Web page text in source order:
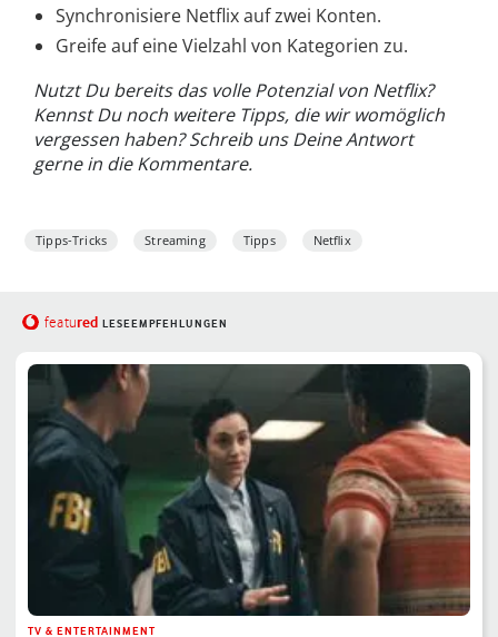
Synchronisiere Netflix auf zwei Konten.
Greife auf eine Vielzahl von Kategorien zu.
Nutzt Du bereits das volle Potenzial von Netflix?
Kennst Du noch weitere Tipps, die wir womöglich
vergessen haben? Schreib uns Deine Antwort
gerne in die Kommentare.
Tipps-Tricks Streaming Tipps Netflix
featured LESEEMPFEHLUNGEN
TV & ENTERTAINMENT